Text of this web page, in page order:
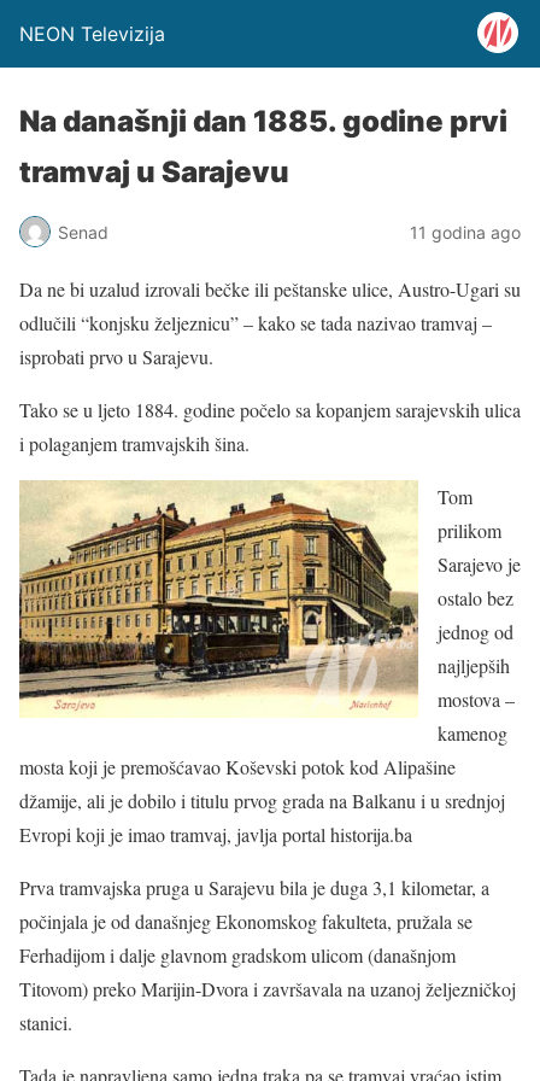
NEON Televizija
Na današnji dan 1885. godine prvi
tramvaj u Sarajevu
Senad 11 godina ago
Da ne bi uzalud izrovali bečke ili peštanske ulice, Austro-Ugari su
odlučili “konjsku željeznicu” – kako se tada nazivao tramvaj –
isprobati prvo u Sarajevu.
Tako se u ljeto 1884. godine počelo sa kopanjem sarajevskih ulica
i polaganjem tramvajskih šina.
Tom
prilikom
Sarajevo je
ostalo bez
jednog od
najljepših
mostova –
kamenog
mosta koji je premošćavao Koševski potok kod Alipašine
džamije, ali je dobilo i titulu prvog grada na Balkanu i u srednjoj
Evropi koji je imao tramvaj, javlja portal historija.ba
Prva tramvajska pruga u Sarajevu bila je duga 3,1 kilometar, a
počinjala je od današnjeg Ekonomskog fakulteta, pružala se
Ferhadijom i dalje glavnom gradskom ulicom (današnjom
Titovom) preko Marijin-Dvora i završavala na uzanoj željezničkoj
stanici.
Tada je napravljena samo jedna traka pa se tramvaj vraćao istim